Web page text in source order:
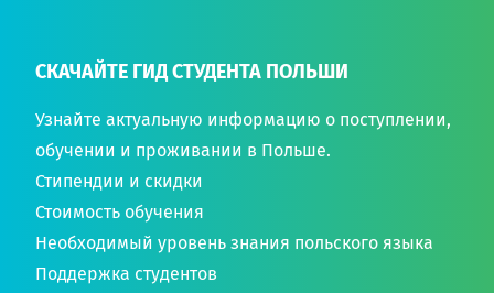
СКАЧАЙТЕ ГИД СТУДЕНТА ПОЛЬШИ
Узнайте актуальную информацию о поступлении,
обучении и проживании в Польше.
Стипендии и скидки
Стоимость обучения
Необходимый уровень знания польского языка
Поддержка студентов